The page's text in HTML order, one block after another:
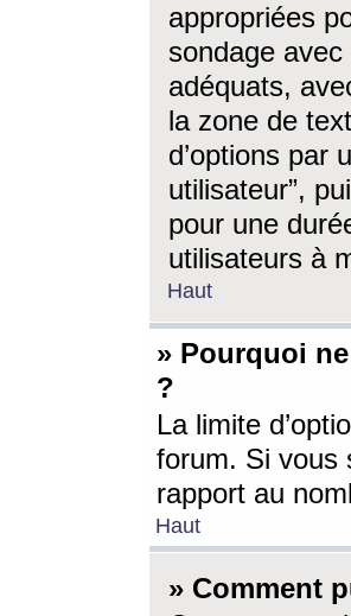
appropriées
sondage
adéquats,
la zone de
d’options par
utilisateur”,
pour une
utilisateurs à
Haut
» Pourquoi
?
La limite
forum. Si vous
rapport au
Haut
» Comment